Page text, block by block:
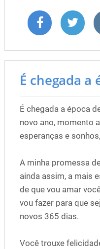
É chegada a
É chegada a época
novo ano, momento
esperanças e
A minha promessa
ainda assim, a mais
de que vou amar
vou fazer para que
novos 365 dias.
Você trouxe